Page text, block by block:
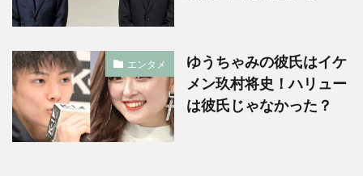
エンタメ
ゆうちゃみの彼氏はイケ
メン玖村将史！ハリュー
は彼氏じゃなかった？